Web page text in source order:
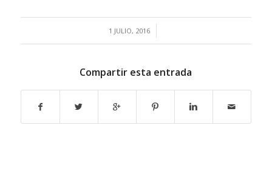
1 JULIO, 2016
/
Compartir esta entrada